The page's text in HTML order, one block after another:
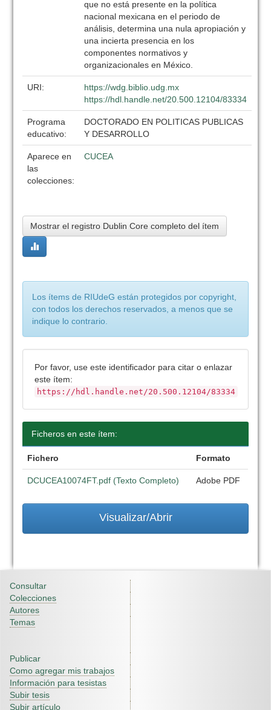
que no está presente en la política
nacional mexicana en el periodo de
análisis, determina una nula apropiación y
una incierta presencia en los
componentes normativos y
organizacionales en México.
URI:
https://wdg.biblio.udg.mx
https://hdl.handle.net/20.500.12104/83334
Programa
educativo:
DOCTORADO EN POLITICAS PUBLICAS
Y DESARROLLO
Aparece en
las
colecciones:
CUCEA
Mostrar el registro Dublin Core completo del ítem
Los ítems de RIUdeG están protegidos por copyright,
con todos los derechos reservados, a menos que se
indique lo contrario.
Por favor, use este identificador para citar o enlazar
este ítem:
https://hdl.handle.net/20.500.12104/83334
Ficheros en este ítem:
Fichero Formato
DCUCEA10074FT.pdf (Texto Completo) Adobe PDF
Visualizar/Abrir
Consultar
Colecciones
Autores
Temas
Publicar
Como agregar mis trabajos
Información para tesistas
Subir tesis
Subir artículo